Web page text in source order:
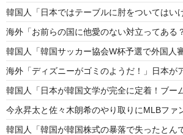
韓国人「日本ではテーブルに肘をついては
海外「お前らの国に他愛のない対立ってある
韓国人「韓国サッカー協会W杯予選で外国人
海外「ディズニーがゴミのようだ！」日本
韓国人「日本が韓国文学が完全に定着！ブ
今永昇太と佐々木朗希のやり取りにMLBフ
韓国人「韓国が韓国株式の暴落で失ったと